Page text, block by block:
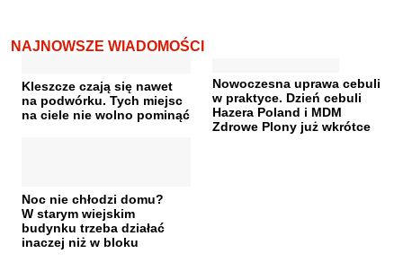
NAJNOWSZE WIADOMOŚCI
Kleszcze czają się nawet
na podwórku. Tych miejsc
na ciele nie wolno pominąć
Nowoczesna uprawa cebuli
w praktyce. Dzień cebuli
Hazera Poland i MDM
Zdrowe Plony już wkrótce
Noc nie chłodzi domu?
W starym wiejskim
budynku trzeba działać
inaczej niż w bloku